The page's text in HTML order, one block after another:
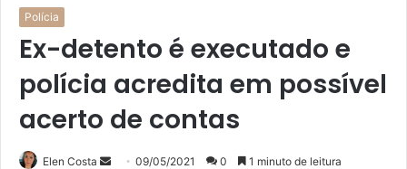
Polícia
Ex-detento é executado e
polícia acredita em possível
acerto de contas
Elen Costa
Mande09/05/2021 0 1 minuto de leitura